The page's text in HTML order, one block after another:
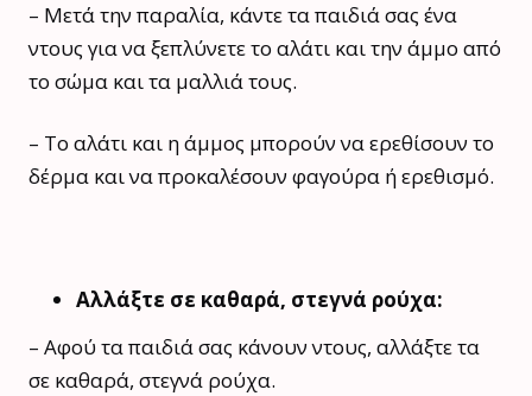
– Μετά την παραλία, κάντε τα παιδιά σας ένα
ντους για να ξεπλύνετε το αλάτι και την άμμο από
το σώμα και τα μαλλιά τους.
– Το αλάτι και η άμμος μπορούν να ερεθίσουν το
δέρμα και να προκαλέσουν φαγούρα ή ερεθισμό.
Αλλάξτε σε καθαρά, στεγνά ρούχα:
– Αφού τα παιδιά σας κάνουν ντους, αλλάξτε τα
σε καθαρά, στεγνά ρούχα.